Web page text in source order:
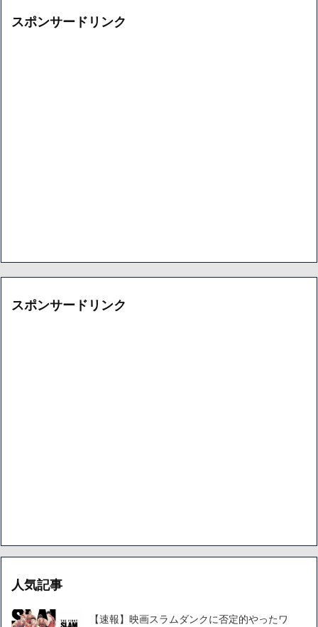
スポンサードリンク
スポンサードリンク
人気記事
【速報】映画スラムダンクに否定的やったワ